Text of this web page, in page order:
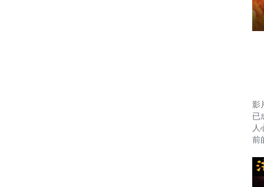
影
已
人
前